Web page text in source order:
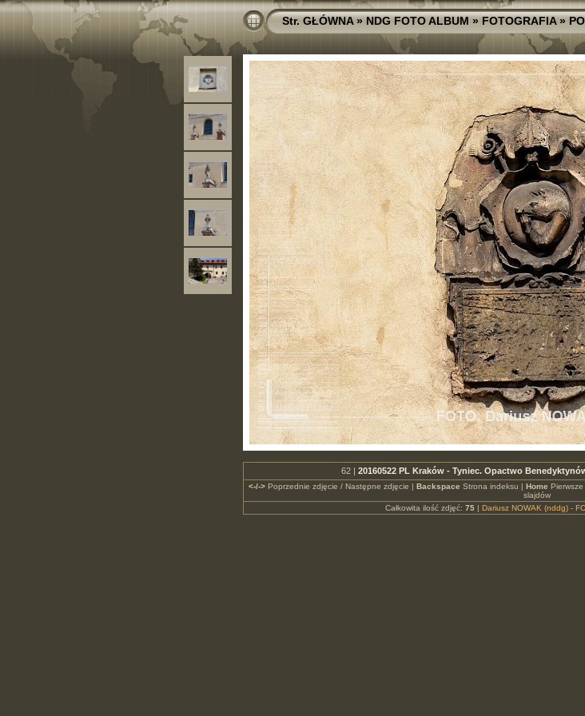
Str. GŁÓWNA»NDG FOTO ALBUM»FOTOGRAFIA»
62 | 20160522 PL Kraków - Tyniec. Opactwo
<-/->Poprzednie zdjęcie / Następne zdjęcie | Backspace Strona indeksu | Home
slajdów
Całkowita ilość zdjęć: 75| Dariusz NOWAK (nddg) -